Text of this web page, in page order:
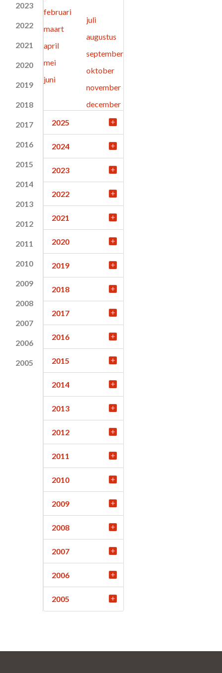
2023
2022
2021
2020
2019
2018
2017
2016
2015
2014
2013
2012
2011
2010
2009
2008
2007
2006
2005
februari
maart
april
mei
juni
juli
augustus
september
oktober
november
december
2025
2024
2023
2022
2021
2020
2019
2018
2017
2016
2015
2014
2013
2012
2011
2010
2009
2008
2007
2006
2005